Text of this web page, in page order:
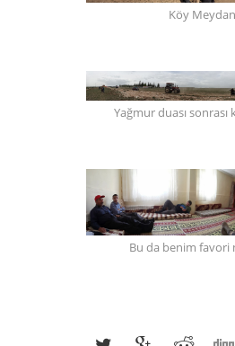
Köy
Yağmur duası
Bu da benim favori